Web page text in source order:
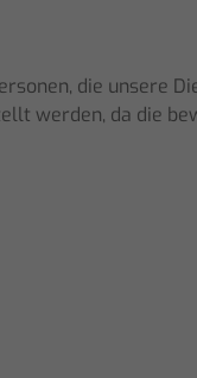
die unsere
werden, da die